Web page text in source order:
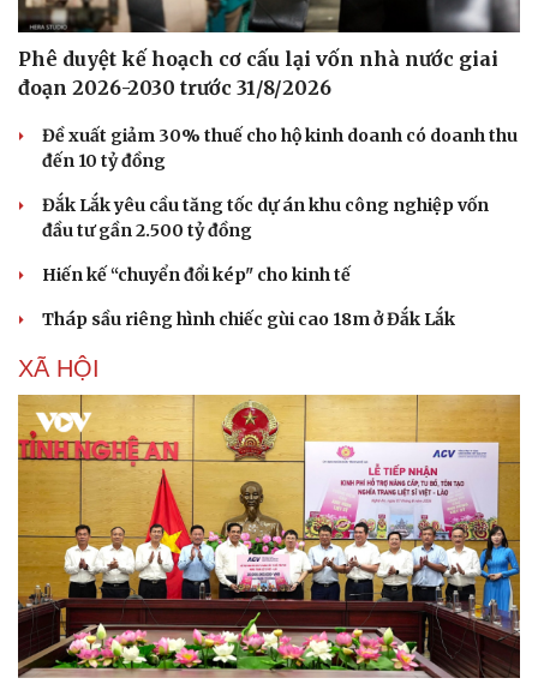
Phê duyệt kế hoạch cơ cấu lại vốn nhà nước giai
đoạn 2026-2030 trước 31/8/2026
Đề xuất giảm 30% thuế cho hộ kinh doanh có doanh thu
đến 10 tỷ đồng
Đắk Lắk yêu cầu tăng tốc dự án khu công nghiệp vốn
đầu tư gần 2.500 tỷ đồng
Hiến kế “chuyển đổi kép" cho kinh tế
Tháp sầu riêng hình chiếc gùi cao 18m ở Đắk Lắk
XÃ HỘI